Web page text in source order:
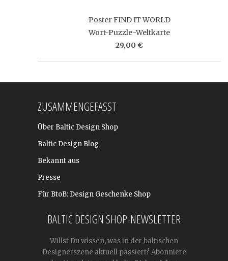
Poster FIND IT WORLD
Wort-Puzzle-Weltkarte
29,00 €
ZUSAMMENGEFASST
Über Baltic Design Shop
Baltic Design Blog
Bekannt aus
Presse
Für BtoB: Design Geschenke Shop
BALTIC DESIGN SHOP-NEWSLETTER
Willst Du wissen, was in der baltischen
Designerszene aktuell passiert? Abonniere